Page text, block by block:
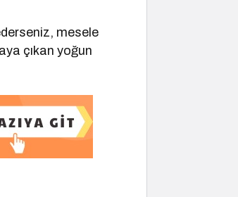
mesele
çıkan yoğun